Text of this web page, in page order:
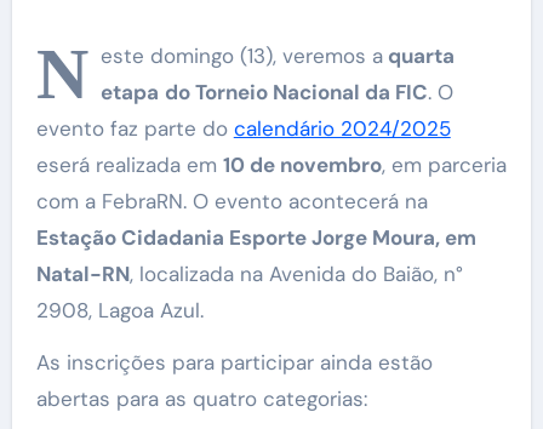
N este domingo (13), veremos aquarta
etapa do Torneio Nacional da FIC. O
evento faz parte do calendário 2024/2025
eserá realizada em 10 de novembro, em parceria
com a FebraRN. O evento acontecerá na
Estação Cidadania Esporte Jorge Moura, em
Natal-RN, localizada na Avenida do Baião, n°
2908, Lagoa Azul.
As inscrições para participar ainda estão
abertas para as quatro categorias: